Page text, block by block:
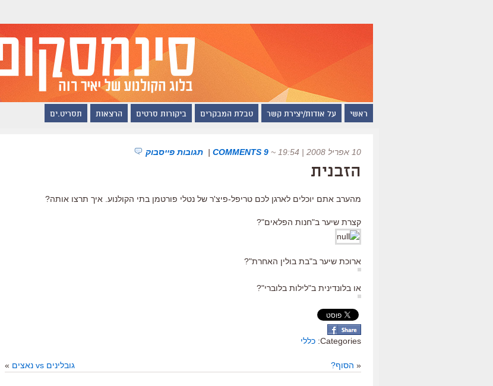
ראשי על אודות/יצירת קשר טבלת המבקרים ביקורות סרטים הרצאות תסריט.ים
10 אפריל 2008 | 19:54 ~
9 COMMENTS
| תגובות פייסבוק
הזבנית
מהערב אתם יוכלים לארגן לכם טריפל-פיצ'ר של נטלי פורטמן בתי הקולנוע. איך תרצו אותה?
קצרת שיער ב"חנות הפלאים"?
ארוכת שיער ב"בת בולין האחרת"?
או בלונדינית ב"לילות בלוברי"?
Categories: כללי
« הסוף? גובלינים vs נאצים »